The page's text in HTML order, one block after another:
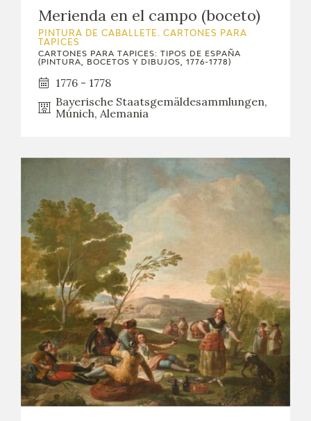
Merienda en el campo (boceto)
PINTURA DE CABALLETE. CARTONES PARA
TAPICES
CARTONES PARA TAPICES: TIPOS DE ESPAÑA
(PINTURA, BOCETOS Y DIBUJOS, 1776-1778)
1776 - 1778
Bayerische Staatsgemäldesammlungen,
Múnich, Alemania